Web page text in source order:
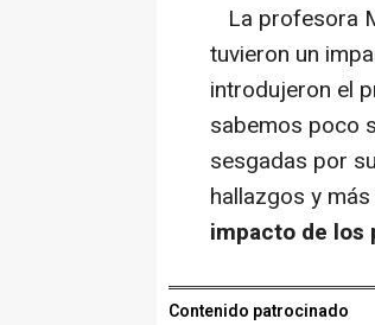
La profesora
tuvieron un
introdujeron el
sabemos poco
sesgadas por
hallazgos y
impacto de los
Contenido patrocinado